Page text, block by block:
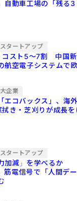
動車工場の「残る3
スタートアップ
コスト5〜7割 中国新
航空電子システムで
大企業
エコバックス」、海
き・芝刈りが成長を
スタートアップ
加減」を学べるか
電信号で「人間デー